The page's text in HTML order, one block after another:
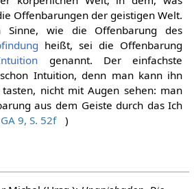
körperlichen Welt; in dem, was
Offenbarungen der geistigen Welt.
Sinne, wie die Offenbarung des
heißt, sei die Offenbarung
Intuitiongenannt. Der einfachste
Intuition, denn man kann ihn
nicht mit Augen sehen: man
aus dem Geiste durch das Ich